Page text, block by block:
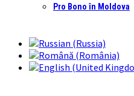
Pro Bono în Moldova